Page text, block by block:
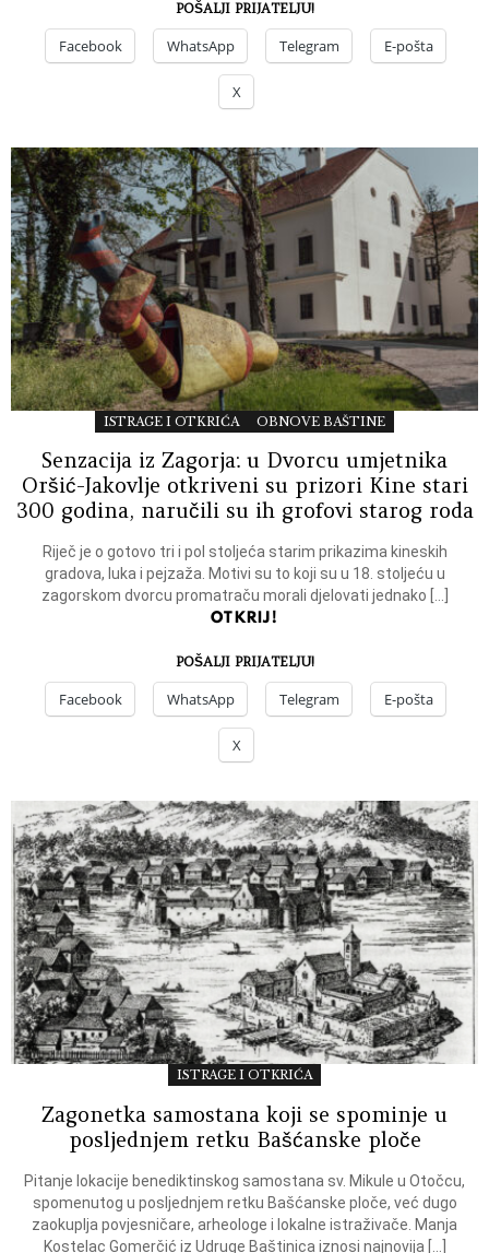
POŠALJI PRIJATELJU!
Facebook WhatsApp Telegram E-pošta
X
ISTRAGE I OTKRIĆA OBNOVE BAŠTINE
Senzacija iz Zagorja: u Dvorcu umjetnika
Oršić-Jakovlje otkriveni su prizori Kine stari
300 godina, naručili su ih grofovi starog roda
Riječ je o gotovo tri i pol stoljeća starim prikazima kineskih
gradova, luka i pejzaža. Motivi su to koji su u 18. stoljeću u
zagorskom dvorcu promatraču morali djelovati jednako […]
OTKRIJ!
POŠALJI PRIJATELJU!
Facebook WhatsApp Telegram E-pošta
X
ISTRAGE I OTKRIĆA
Zagonetka samostana koji se spominje u
posljednjem retku Bašćanske ploče
Pitanje lokacije benediktinskog samostana sv. Mikule u Otočcu,
spomenutog u posljednjem retku Bašćanske ploče, već dugo
zaokuplja povjesničare, arheologe i lokalne istraživače. Manja
Kostelac Gomerčić iz Udruge Baštinica iznosi najnovija […]